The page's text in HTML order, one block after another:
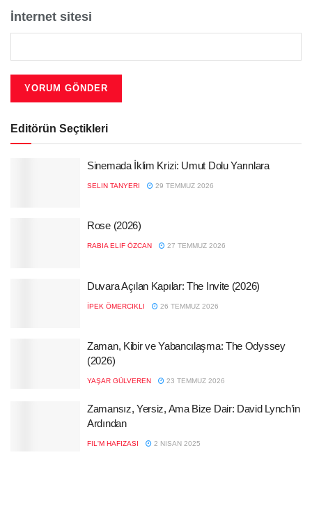
İnternet sitesi
Editörün Seçtikleri
Sinemada İklim Krizi: Umut Dolu Yarınlara
SELIN TANYERI 29 TEMMUZ 2026
Rose (2026)
RABIA ELIF ÖZCAN 27 TEMMUZ 2026
Duvara Açılan Kapılar: The Invite (2026)
İPEK ÖMERCIKLI 26 TEMMUZ 2026
Zaman, Kibir ve Yabancılaşma: The Odyssey
(2026)
YAŞAR GÜLVEREN 23 TEMMUZ 2026
Zamansız, Yersiz, Ama Bize Dair: David Lynch’in
Ardından
FIL'M HAFIZASI 2 NISAN 2025